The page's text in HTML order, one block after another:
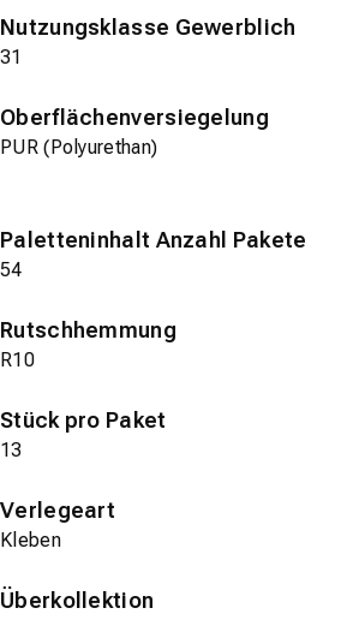
Nutzungsklasse Gewerblich
31
Oberflächenversiegelung
PUR (Polyurethan)
Paletteninhalt Anzahl Pakete
54
Rutschhemmung
R10
Stück pro Paket
13
Verlegeart
Kleben
Überkollektion